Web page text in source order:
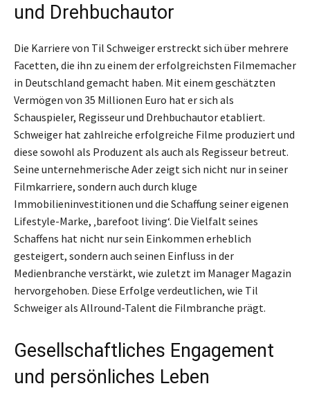
und Drehbuchautor
Die Karriere von Til Schweiger erstreckt sich über mehrere
Facetten, die ihn zu einem der erfolgreichsten Filmemacher
in Deutschland gemacht haben. Mit einem geschätzten
Vermögen von 35 Millionen Euro hat er sich als
Schauspieler, Regisseur und Drehbuchautor etabliert.
Schweiger hat zahlreiche erfolgreiche Filme produziert und
diese sowohl als Produzent als auch als Regisseur betreut.
Seine unternehmerische Ader zeigt sich nicht nur in seiner
Filmkarriere, sondern auch durch kluge
Immobilieninvestitionen und die Schaffung seiner eigenen
Lifestyle-Marke, ‚barefoot living‘. Die Vielfalt seines
Schaffens hat nicht nur sein Einkommen erheblich
gesteigert, sondern auch seinen Einfluss in der
Medienbranche verstärkt, wie zuletzt im Manager Magazin
hervorgehoben. Diese Erfolge verdeutlichen, wie Til
Schweiger als Allround-Talent die Filmbranche prägt.
Gesellschaftliches Engagement
und persönliches Leben